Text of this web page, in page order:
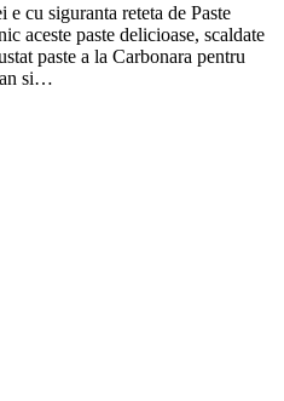
cu siguranta reteta de Paste
aceste paste delicioase, scaldate
paste a la Carbonara pentru
si…